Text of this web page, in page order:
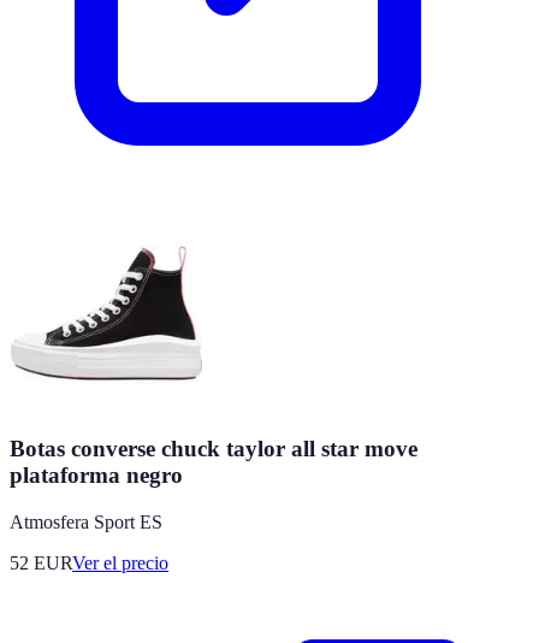
Botas converse chuck taylor all star move
plataforma negro
Atmosfera Sport ES
52 EURVer el precio